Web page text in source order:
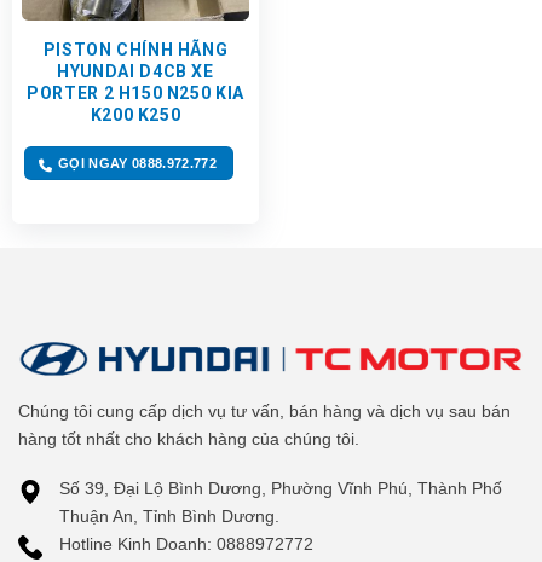
PISTON CHÍNH HÃNG
HYUNDAI D4CB XE
PORTER 2 H150 N250 KIA
K200 K250
GỌI NGAY 0888.972.772
Chúng tôi cung cấp dịch vụ tư vấn, bán hàng và dịch vụ sau bán
hàng tốt nhất cho khách hàng của chúng tôi.
Số 39, Đại Lộ Bình Dương, Phường Vĩnh Phú, Thành Phố
Thuận An, Tỉnh Bình Dương.
Hotline Kinh Doanh: 0888972772